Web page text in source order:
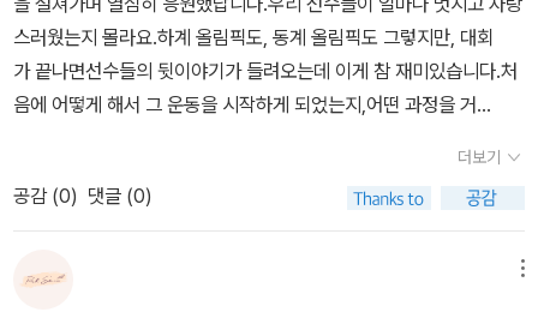
바쁜 부모님과 집안 사정 때문에 망설이지요.쇼트트랙부 코치의 눈에
띄어 은표는 해운초의 쇼트트랙부원이 되지요.유망주 도현이, 차분한
지민이, 그리고 유성이와 지아가 함께 운동을 하게 되지요.은표는 선
수로 출전하지는 못했지만 전국 선수권대회에 첫 출전한 해운초는10
00미터 종목에서 2등을 한 도현이 덕에 주목을 받게 되지요.훈련을
하던 은표는 자신이 도현이의 페이스메이커 역할을 하고 있다는 것을
다는 헛소문이 퍼지기 시작하면서은표는 마음의 상처를 입고, 좋아하
스러웠는지 몰라요.하계 올림픽도, 동계 올림픽도 그렇지만, 대회
가 끝나면선수들의 뒷이야기가 들려오는데 이게 참 재미있습니다.처
음에 어떻게 해서 그 운동을 시작하게 되었는지,어떤 과정을 거
정도 의지도 대단하지만저는 그 운동을 시작하게 된 계기가 참 재미
있더라고요.어떤 선수는 선생님의 눈에 띄어서 시작하기도 하고,어
떤 선수는 산만함을 줄이려 우연히 시작하기도 하고,어떤 선수는 친
구가 부러워 따라 시작하기도 하더라고요.그런가 하면 올림픽 경기
더보기
공감 (0) 댓글 (0)